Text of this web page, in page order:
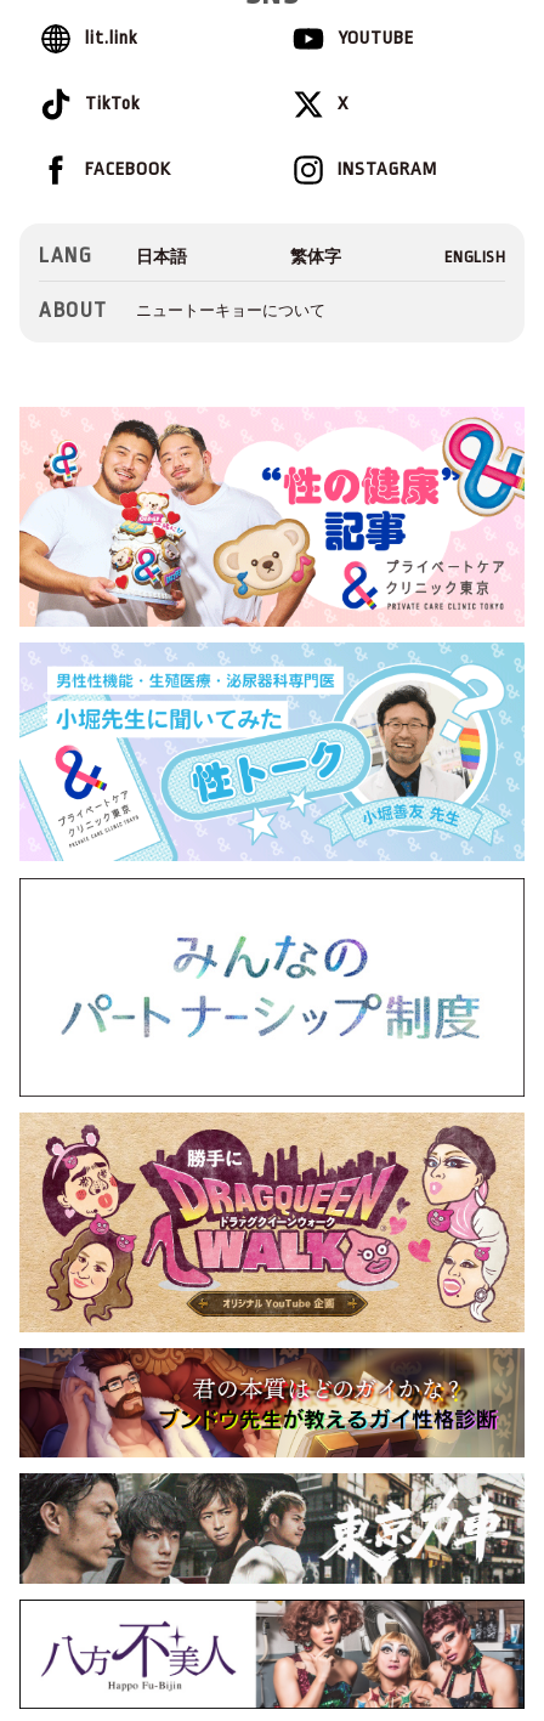
lit.link YOUTUBE
TikTok X
INSTAGRAM
FACEBOOK
LANG
ABOUT ニュートーキョーについて